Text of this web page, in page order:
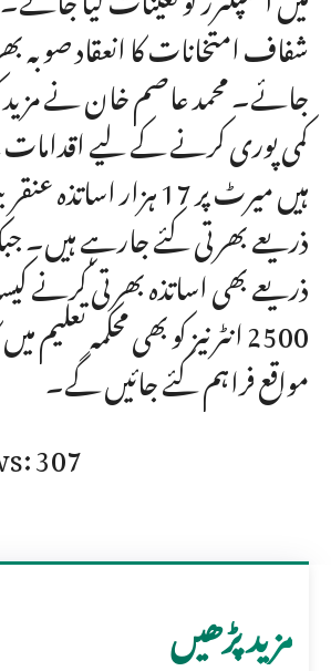
شفاف امتخانات کا انعقاد صوبہ بھر
جائے۔ محمد عاصم خان نے مزید
کمی پوری کرنے کے لیے
ہیں میرٹ پر 17 ہزار
ذریعے بھرتی کئے جارہے ہیں۔
ذریعے بھی اساتذہ بھرتی کرنے
2500 انٹرنیز کو بھی محکمہ
مواقع فراہم کئے جائیں گے۔
307
مزید پڑھیں